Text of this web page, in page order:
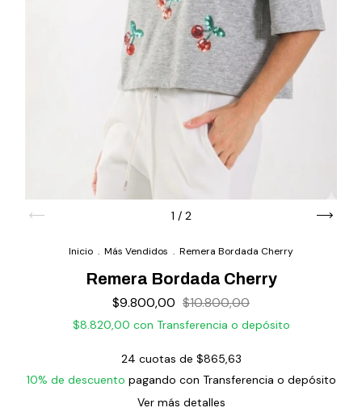
1 / 2
Inicio . Más Vendidos . Remera Bordada Cherry
Remera Bordada Cherry
$9.800,00 $10.800,00
$8.820,00 con Transferencia o depósito
24 cuotas de $865,63
10% de descuento pagando con Transferencia o depósito
Ver más detalles